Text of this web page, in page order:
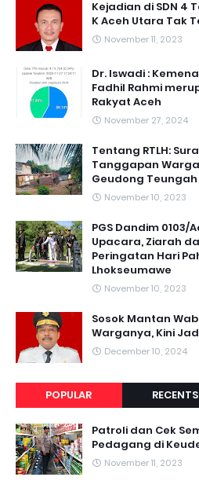
Kejadian di SDN 4
K Aceh Utara Tak
November 11, 2023
Dr. Iswadi :
Fadhil Rahmi
Rakyat Aceh
November 27, 2024
Tentang RTLH:
Tanggapan
Geudong Teungah
November 10, 2023
PGS Dandim 0103/
Upacara, Ziarah
Peringatan Hari
Lhokseumawe
November 10, 2023
Sosok Mantan
Warganya, Kini
December 10, 2024
POPULAR RECENTS
Patroli dan Cek
Pedagang di
November 11, 2023